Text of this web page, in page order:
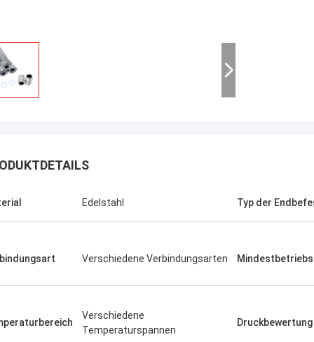
Edelstahl Typ der
Verschiedene Verbindungsarten
Verschiedene
Temperaturspannen
Druckbewertung